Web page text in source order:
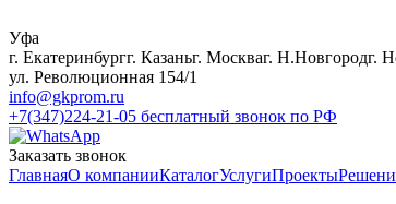
Уфа
г. Екатеринбургг. Казаньг. Москваг. Н.Новгородг.
ул. Революционная 154/1
info@gkprom.ru
+7(347)224-21-05 бесплатный звонок по РФ
Заказать звонок
ГлавнаяО компанииКаталогУслугиПроекты